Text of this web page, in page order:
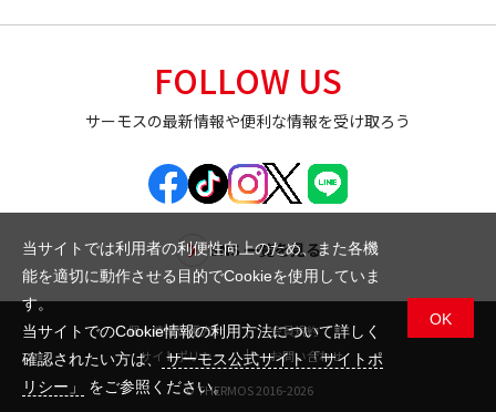
FOLLOW US
サーモスの最新情報や便利な情報を受け取ろう
SNS 一覧を見る
個人情報保護方針
会員規約
サイトポリシー
お問い合わせ
© THERMOS 2016-2026
当サイトでは利用者の利便性向上のため、また各機
能を適切に動作させる目的でCookieを使用していま
す。
当サイトでのCookie情報の利用方法について詳しく
確認されたい方は、サーモス公式サイト「サイトポ
リシー」
をご参照ください。
OK